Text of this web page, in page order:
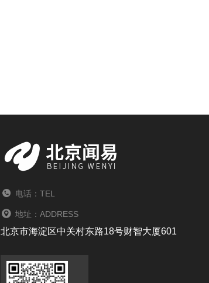
电话：TEL
地址：ADDRESS
北京市海淀区中关村东路18号财智大厦601